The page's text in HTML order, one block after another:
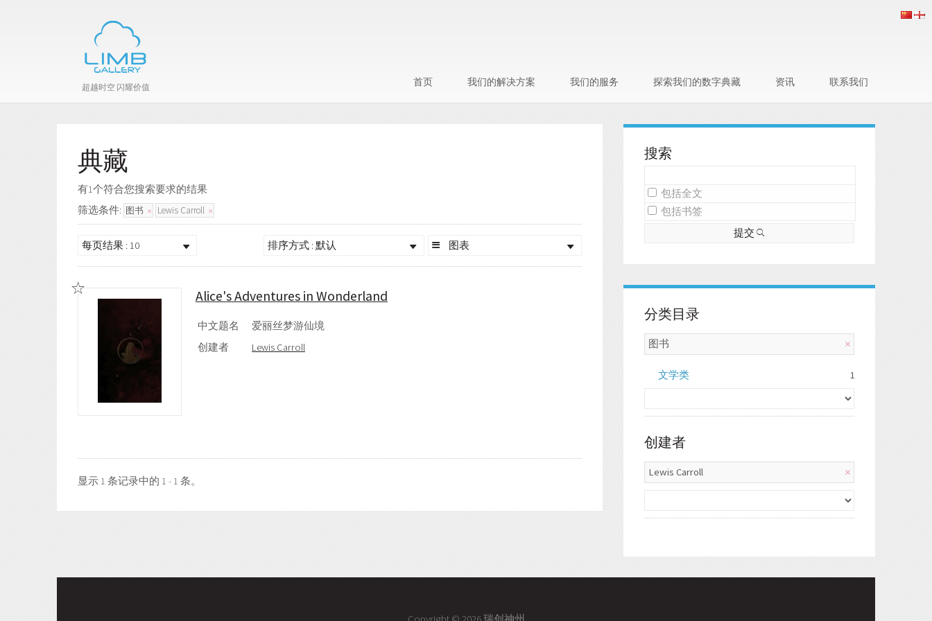
超越时空 闪耀价值 首页 我们的解决方案 我们的服务 探索我们的数字典藏 资讯 联系我们
典藏
有1个符合您搜索要求的结果
筛选条件: 图书 Lewis Carroll
图表
排序方式 : 默认
每页结果 : 10
Alice's Adventures in Wonderland
中文题名
爱丽丝梦游仙境
创建者
Lewis Carroll
显示 1 条记录中的 1 - 1 条。
搜索
包括全文
包括书签
提交
分类目录
图书
文学类 1
创建者
Lewis Carroll